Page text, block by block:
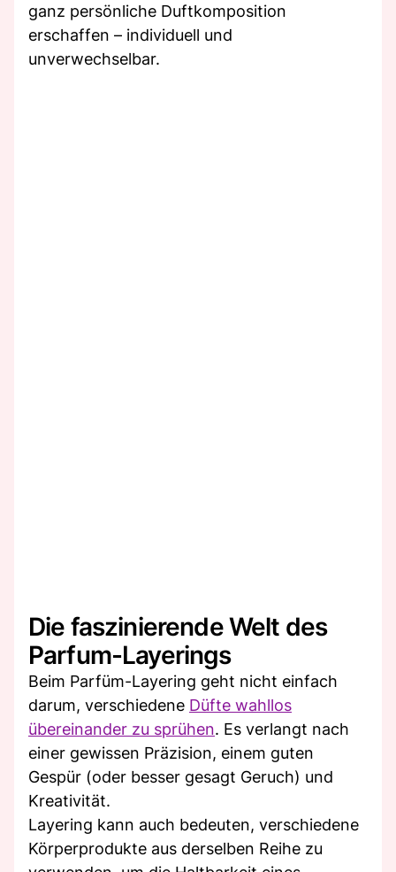
ganz persönliche Duftkomposition
erschaffen – individuell und
unverwechselbar.
Die faszinierende Welt des
Parfum-Layerings
Beim Parfüm-Layering geht nicht einfach
darum, verschiedene Düfte wahllos
übereinander zu sprühen. Es verlangt nach
einer gewissen Präzision, einem guten
Gespür (oder besser gesagt Geruch) und
Kreativität.
Layering kann auch bedeuten, verschiedene
Körperprodukte aus derselben Reihe zu